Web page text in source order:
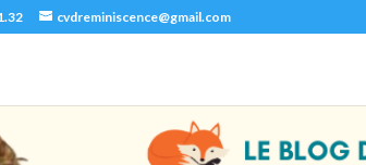
cvdreminiscence@gmail.com